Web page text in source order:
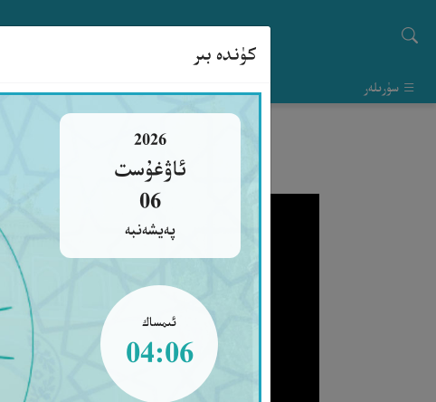
كۈندە بىر
2026
ئاۋغۇست
06
پەيشەنبە
ئىمساك
04:06
سۈرىلەر